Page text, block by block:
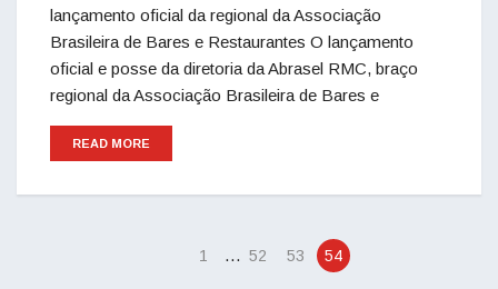
lançamento oficial da regional da Associação
Brasileira de Bares e Restaurantes O lançamento
oficial e posse da diretoria da Abrasel RMC, braço
regional da Associação Brasileira de Bares e
READ MORE
1 … 52 53 54